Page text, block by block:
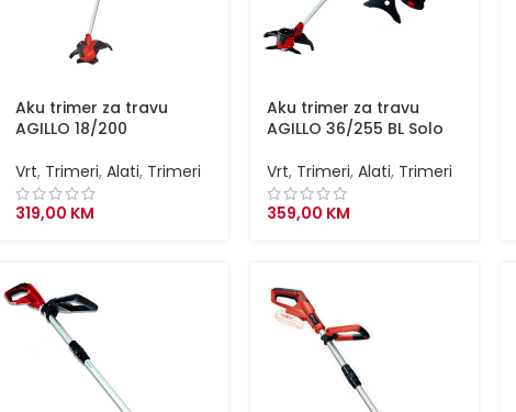
Aku trimer za travu
AGILLO 18/200
Vrt, Trimeri, Alati, Trimeri
319,00 KM
Aku trimer za travu
AGILLO 36/255 BL Solo
Vrt, Trimeri, Alati, Trimeri
359,00 KM